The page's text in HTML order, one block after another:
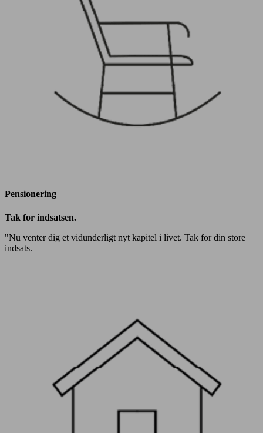
Pensionering
Tak for indsatsen.
"Nu venter dig et vidunderligt nyt kapitel i livet. Tak for din store
indsats.